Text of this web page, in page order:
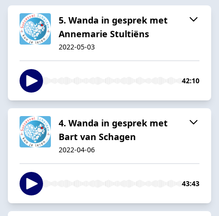
5. Wanda in gesprek met
Annemarie Stultiëns
2022-05-03
42:10
4. Wanda in gesprek met
Bart van Schagen
2022-04-06
43:43